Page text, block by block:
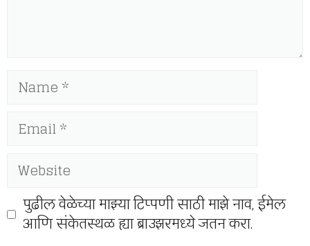
Name
Email
Website
पुढील वेळेच्या माझ्या टिप्पणी साठी माझे नाव, ईमेल
आणि संकेतस्थळ ह्या ब्राउझरमध्ये जतन करा.